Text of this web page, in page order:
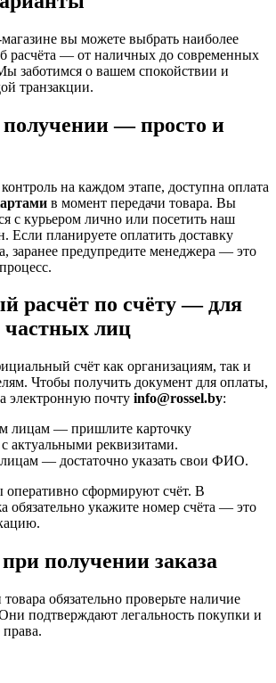
вы можете выбрать наиболее
расчёта — от наличных до современных
заботимся о вашем спокойствии и
транзакции.
— просто и
на каждом этапе, доступна оплата
в момент передачи товара. Вы
с курьером лично или посетить наш
Если планируете оплатить доставку
заранее предупредите менеджера — это
расчёт по счёту — для
лиц
счёт как организациям, так и
Чтобы получить документ для оплаты,
электронную почту info@rossel.by:
лицам — пришлите карточку
актуальными реквизитами.
— достаточно указать свои ФИО.
сформируют счёт. В
обязательно укажите номер счёта — это
получении заказа
обязательно проверьте наличие
подтверждают легальность покупки и